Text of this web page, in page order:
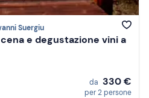
Suergiu
e degustazione vini a
da 330 €
per 2 persone